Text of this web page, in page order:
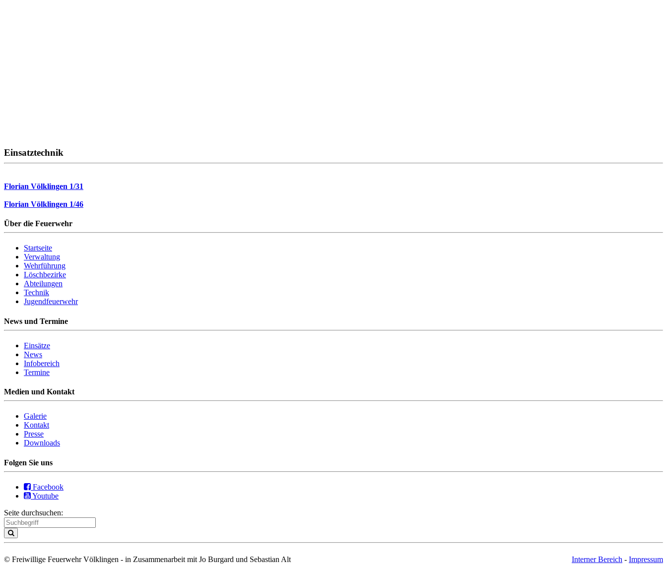
Einsatztechnik
Florian Völklingen 1/31
Florian Völklingen 1/46
Über die Feuerwehr
Startseite
Verwaltung
Wehrführung
Löschbezirke
Abteilungen
Technik
Jugendfeuerwehr
News und Termine
Einsätze
News
Infobereich
Termine
Medien und Kontakt
Galerie
Kontakt
Presse
Downloads
Folgen Sie uns
Facebook
Youtube
Seite durchsuchen:
© Freiwillige Feuerwehr Völklingen - in Zusammenarbeit mit Jo Burgard und Sebastian Alt Interner Bereich - Impressum